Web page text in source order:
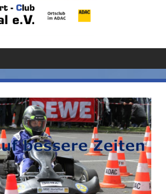
MSC
HORLOFFTAL
E.V.